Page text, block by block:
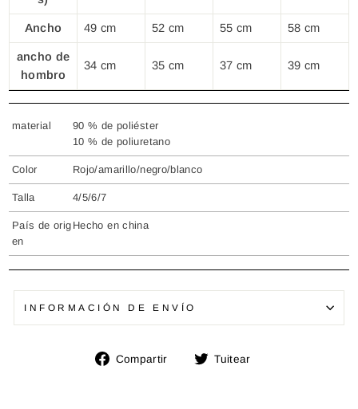
Ancho 49 cm 52 cm 55 cm 58 cm
ancho de
hombro
34 cm 35 cm 37 cm 39 cm
material
90 % de poliéster
10 % de poliuretano
Color Rojo/amarillo/negro/blanco
Talla 4/5/6/7
País de orig
en
Hecho en china
INFORMACIÓN DE ENVÍO
Compartir
CompartirTuitear